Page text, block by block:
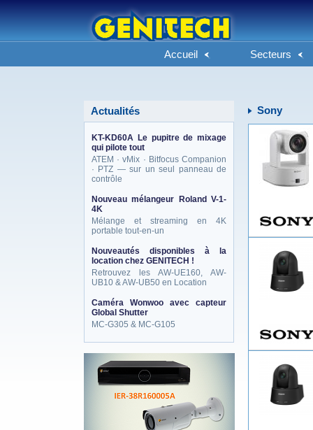
Accueil Secteurs
Actualités
KT-KD60A Le pupitre de mixage
qui pilote tout
ATEM · vMix · Bitfocus Companion
· PTZ — sur un seul panneau de
contrôle
Nouveau mélangeur Roland V-1-
4K
Mélange et streaming en 4K
portable tout-en-un
Nouveautés disponibles à la
location chez GENITECH !
Retrouvez les AW-UE160, AW-
UB10 & AW-UB50 en Location
Caméra Wonwoo avec capteur
Global Shutter
MC-G305 & MC-G105
Sony